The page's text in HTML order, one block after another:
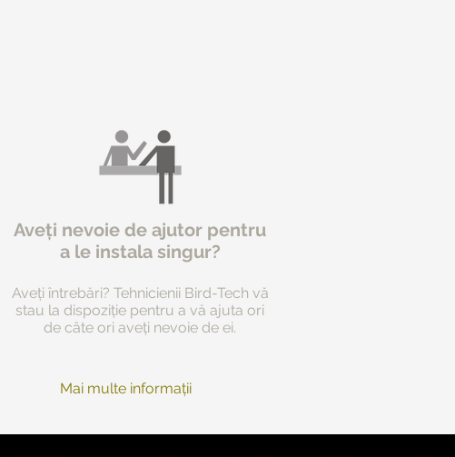
Aveți nevoie de ajutor pentru
a le instala singur?
Aveți întrebări? Tehnicienii Bird-Tech vă
stau la dispoziție pentru a vă ajuta ori
de câte ori aveți nevoie de ei.
Mai multe informații